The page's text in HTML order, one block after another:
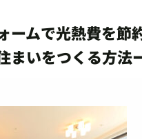
ームで光熱費を節
まいをつくる方法